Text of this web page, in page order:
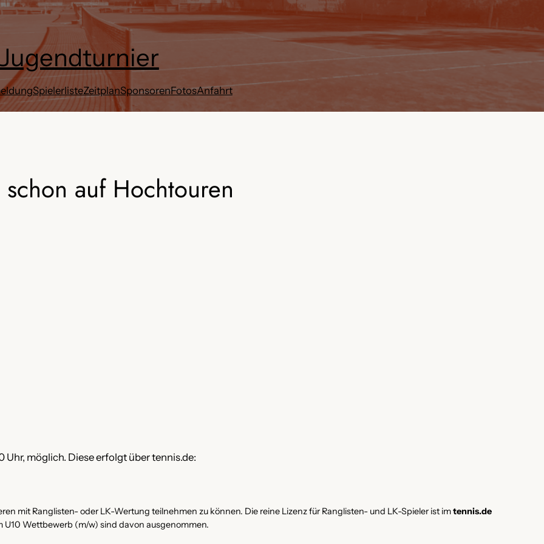
SpielerlisteZeitplanSponsorenFotosAnfahrt
auf Hochtouren
möglich. Diese erfolgt über tennis.de:
mit Ranglisten- oder LK-Wertung teilnehmen zu können. Die reine Lizenz für Ranglisten- und LK-Spieler ist imtennis.de
Wettbewerb (m/w) sind davon ausgenommen.